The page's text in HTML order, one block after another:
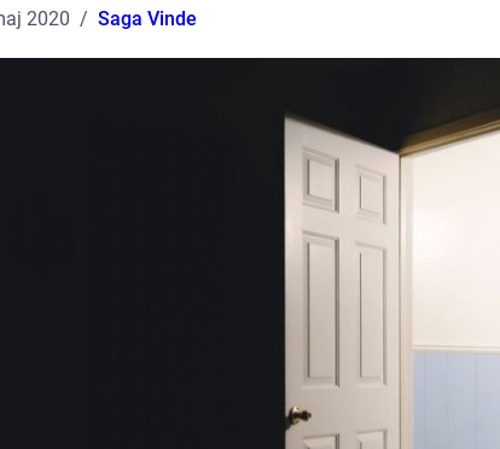
2020 Saga Vinde